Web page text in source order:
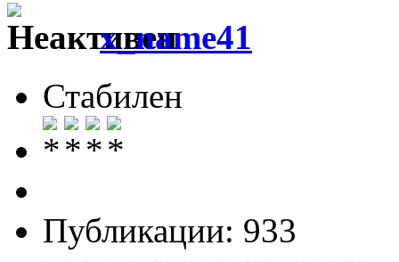
x_name41
Стабилен
Публикации: 933